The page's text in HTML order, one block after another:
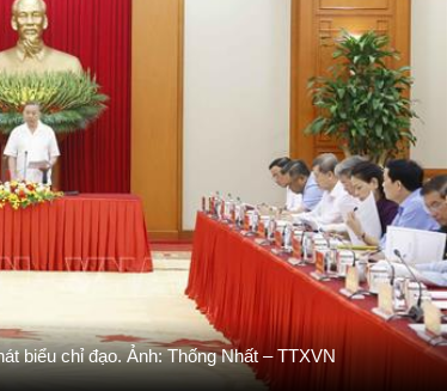
biểu chỉ đạo. Ảnh: Thống Nhất – TTXVN